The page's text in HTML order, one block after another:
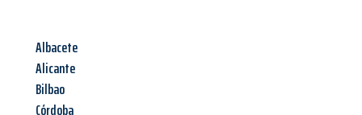
Albacete
Alicante
Bilbao
Córdoba